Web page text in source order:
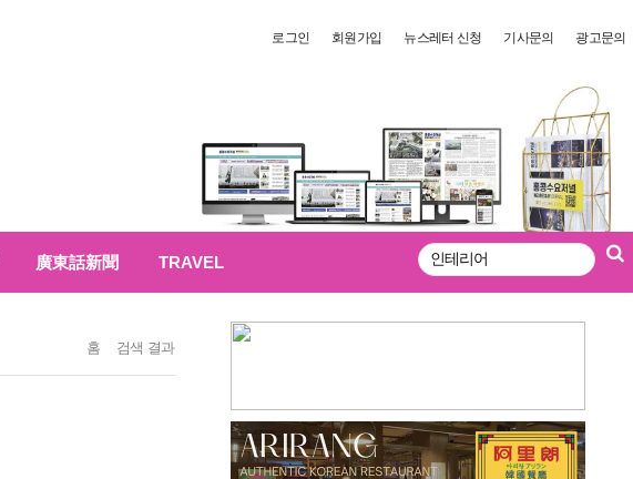
로그인 회원가입 뉴스레터 신청 기사문의 광고문의
廣東話新聞
TRAVEL
검
홈 검색 결과